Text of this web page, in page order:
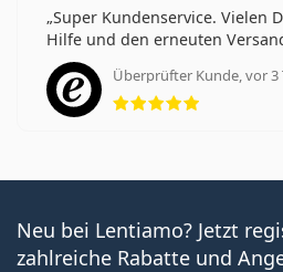
Super Kundenservice. Vielen
Hilfe und den erneuten
Überprüfter Kunde, vor 3
Neu bei Lentiamo? Jetzt
zahlreiche Rabatte und